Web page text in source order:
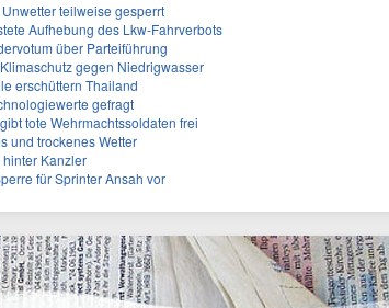
teilweise gesperrt
Aufhebung des Lkw-Fahrverbots
über Parteiführung
gegen Niedrigwasser
erschüttern Thailand
gefragt
tote Wehrmachtssoldaten frei
und trockenes Wetter
Kanzler
für Sprinter Ansah vor